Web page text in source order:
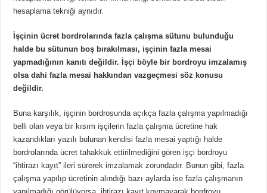
hesaplama tekniği aynıdır.
İşçinin ücret bordrolarında fazla çalışma sütunu bulunduğu
halde bu sütunun boş bırakılması, işçinin fazla mesai
yapmadığının kanıtı değildir. İşçi böyle bir bordroyu imzalamış
olsa dahi fazla mesai hakkından vazgeçmesi söz konusu
değildir.
Buna karşılık, işçinin bordrosunda açıkça fazla çalışma yapılmadığı
belli olan veya bir kısım işçilerin fazla çalışma ücretine hak
kazandıkları yazılı bulunan kendisi fazla mesai yaptığı halde
bordrolarında ücret tahakkuk ettirilmediğini gören işçi bordroyu
“ihtirazı kayıt” ileri sürerek imzalamak zorundadır. Bunun gibi, fazla
çalışma yapılıp ücretinin alındığı bazı aylarda ise fazla çalışmanın